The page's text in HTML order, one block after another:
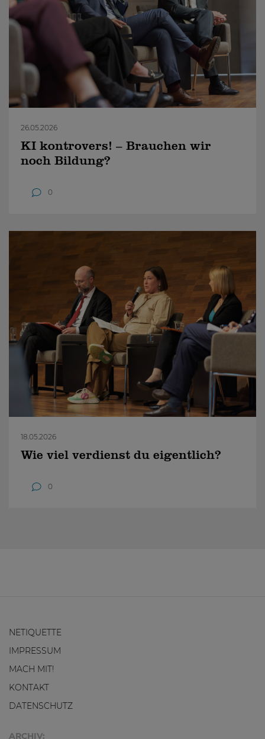
26.05.2026
KI kontrovers! – Brauchen wir
noch Bildung?
0
18.05.2026
Wie viel verdienst du eigentlich?
0
NETIQUETTE
IMPRESSUM
MACH MIT!
KONTAKT
DATENSCHUTZ
ARCHIV: